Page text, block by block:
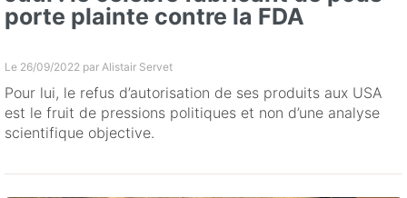
porte plainte contre la FDA
Le 26/09/2022 par Alistair Servet
Pour lui, le refus d’autorisation de ses produits aux USA
est le fruit de pressions politiques et non d’une analyse
scientifique objective.